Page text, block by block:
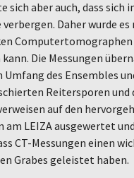
sich aber auch, dass sich
Daher wurde es
Die Messungen
des Ensembles
Reitersporen und
auf den
LEIZA ausgewertet
CT-Messungen einen
Grabes geleistet haben.